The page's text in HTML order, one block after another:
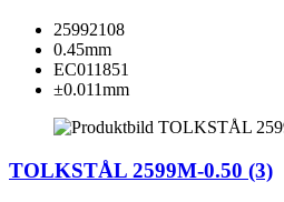
25992108
0.45mm
EC011851
±0.011mm
TOLKSTÅL 2599M-0.50 (3)